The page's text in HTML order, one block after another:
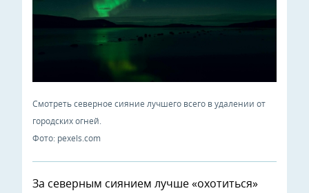
Смотреть северное сияние лучшего всего в удалении от
городских огней.
Фото: pexels.com
За северным сиянием лучше «охотиться»